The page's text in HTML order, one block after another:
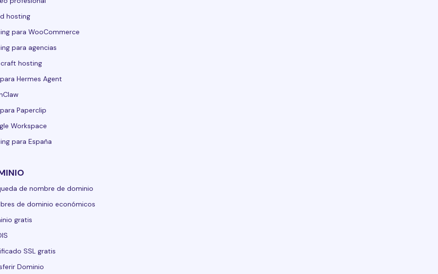
hosting
para WooCommerce
para agencias
hosting
Hermes Agent
Paperclip
Workspace
para España
de nombre de dominio
de dominio económicos
gratis
SSL gratis
Dominio